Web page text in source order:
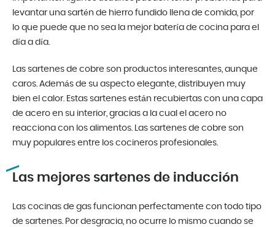
levantar una sartén de hierro fundido llena de comida, por
lo que puede que no sea la mejor batería de cocina para el
día a día.
Las sartenes de cobre son productos interesantes, aunque
caros. Además de su aspecto elegante, distribuyen muy
bien el calor. Estas sartenes están recubiertas con una capa
de acero en su interior, gracias a la cual el acero no
reacciona con los alimentos. Las sartenes de cobre son
muy populares entre los cocineros profesionales.
Las mejores sartenes de inducción
Las cocinas de gas funcionan perfectamente con todo tipo
de sartenes. Por desgracia, no ocurre lo mismo cuando se